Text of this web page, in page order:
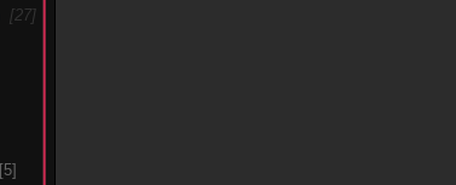
27
5